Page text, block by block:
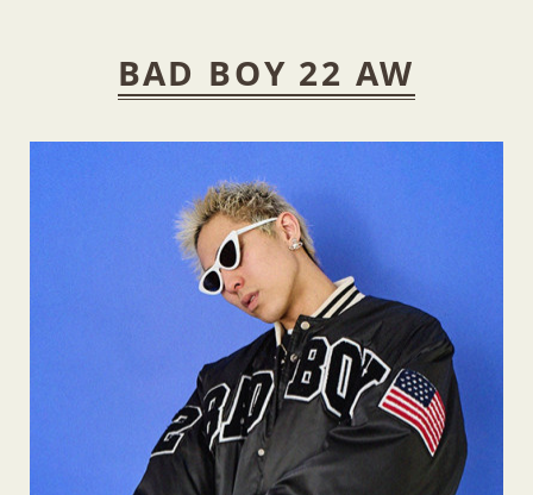
BAD BOY 22 AW